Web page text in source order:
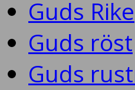
Guds Rike
Guds röst
Guds